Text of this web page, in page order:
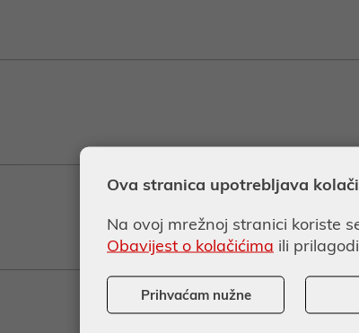
Ova stranica upotrebljava
Na ovoj mrežnoj stranici koriste
Obavijest o kolačićima ili
Prihvaćam nužne